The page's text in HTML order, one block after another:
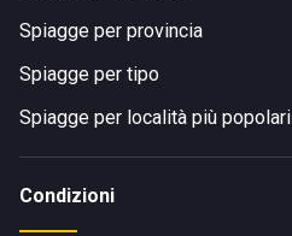
Spiagge per provincia
Spiagge per tipo
Spiagge per località più popolari
Condizioni